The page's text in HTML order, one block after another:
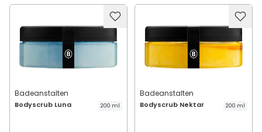
Badeanstalten
Bodyscrub Luna 200 ml
Badeanstalten
Bodyscrub Nektar 200 ml